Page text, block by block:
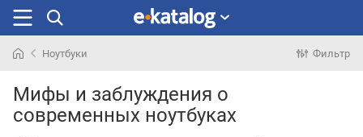
раньше
Ноутбуки Фильтр
Мифы и заблуждения о
современных ноутбуках